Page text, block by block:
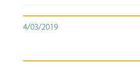
4/03/2019